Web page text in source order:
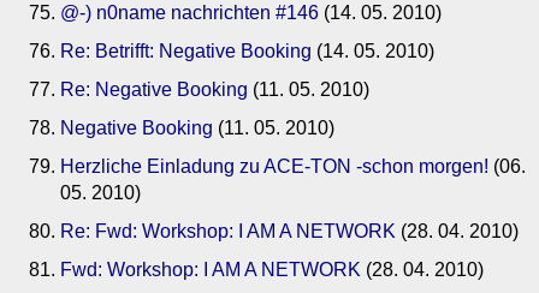
@-) n0name nachrichten #146 (14. 05. 2010)
Re: Betrifft: Negative Booking (14. 05. 2010)
Re: Negative Booking (11. 05. 2010)
Negative Booking (11. 05. 2010)
Herzliche Einladung zu ACE-TON -schon morgen! (06.
05. 2010)
Re: Fwd: Workshop: I AM A NETWORK (28. 04. 2010)
Fwd: Workshop: I AM A NETWORK (28. 04. 2010)